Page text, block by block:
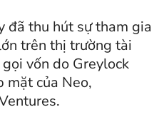
đã thu hút sự tham gia
trên thị trường tài
vốn do Greylock
mặt của Neo,